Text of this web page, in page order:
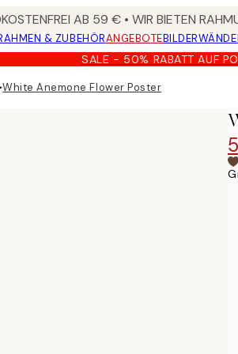
AB 59 € • WIR BIETEN
& ZUBEHÖRANGEBOTEBILDERWÄNDE
SALE - 50% RABATT AUF
White Anemone Flower Poster